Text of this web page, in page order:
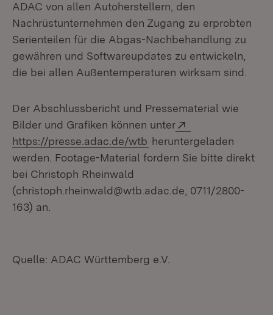
ADAC von allen Autoherstellern, den
Nachrüstunternehmen den Zugang zu erprobten
Serienteilen für die Abgas-Nachbehandlung zu
gewähren und Softwareupdates zu entwickeln,
die bei allen Außentemperaturen wirksam sind.
Der Abschlussbericht und Pressematerial wie
Bilder und Grafiken können unter
https://presse.adac.de/wtb (Öffnet in neuem
heruntergeladen
werden. Footage-Material fordern Sie bitte direkt
bei Christoph Rheinwald
(christoph.rheinwald@wtb.adac.de, 0711/2800-
163) an.
Quelle: ADAC Württemberg e.V.